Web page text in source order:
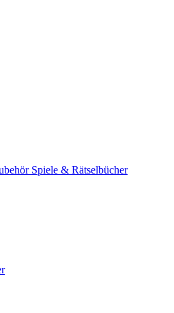
Spiele & Rätselbücher